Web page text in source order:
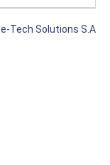
e-Tech Solutions S.A